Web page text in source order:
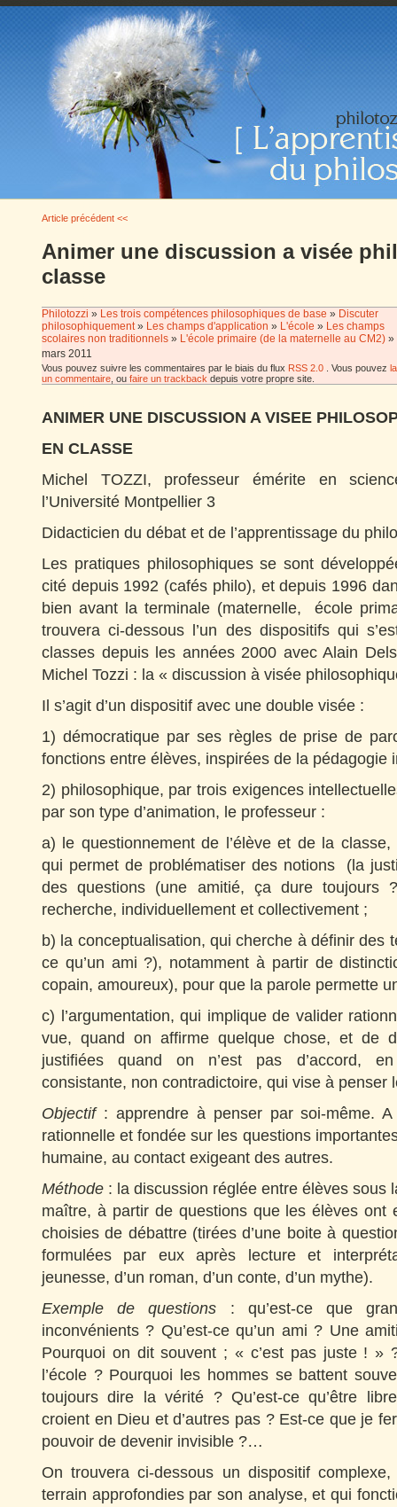
Article précédent <<
Animer une discussion a visée
classe
Philotozzi » Les trois compétences philosophiques de base » Discuter
philosophiquement» Les champs d'application » L'école » Les champs
scolaires non traditionnels » L'école primaire (de la maternelle au CM2) »
mars 2011
Vous pouvez suivre les commentaires par le biais du flux RSS 2.0 . Vous pouvez
un commentaire , ou faire un trackback depuis votre propre site.
ANIMER UNE DISCUSSION A VISEE
EN CLASSE
Michel TOZZI, professeur émérite en
l’Université Montpellier 3
Didacticien du débat et de l’apprentissage du
Les pratiques philosophiques se sont
cité depuis 1992 (cafés philo), et depuis 1996
bien avant la terminale (maternelle, école
trouvera ci-dessous l’un des dispositifs qui
classes depuis les années 2000 avec Alain
Michel Tozzi : la « discussion à visée
Il s’agit d’un dispositif avec une double visée :
1) démocratique par ses règles de prise de
fonctions entre élèves, inspirées de la pédagogie
2) philosophique, par trois exigences
par son type d’animation, le professeur :
a) le questionnement de l’élève et de la classe,
qui permet de problématiser des notions (la
des questions (une amitié, ça dure toujours
recherche, individuellement et collectivement ;
b) la conceptualisation, qui cherche à définir des
ce qu’un ami ?), notamment à partir de
copain, amoureux), pour que la parole permette
c) l’argumentation, qui implique de valider
vue, quand on affirme quelque chose, et de
justifiées quand on n’est pas d’accord,
consistante, non contradictoire, qui vise à penser
Objectif: apprendre à penser par soi-même. A
rationnelle et fondée sur les questions
humaine, au contact exigeant des autres.
Méthode : la discussion réglée entre élèves sous
maître, à partir de questions que les élèves ont
choisies de débattre (tirées d’une boite à
formulées par eux après lecture et
jeunesse, d’un roman, d’un conte, d’un mythe).
Exemple de questions : qu’est-ce que
inconvénients ? Qu’est-ce qu’un ami ? Une
Pourquoi on dit souvent ; « c’est pas juste ! »
l’école ? Pourquoi les hommes se battent
toujours dire la vérité ? Qu’est-ce qu’être
croient en Dieu et d’autres pas ? Est-ce que je
pouvoir de devenir invisible ?…
On trouvera ci-dessous un dispositif
terrain approfondies par son analyse, et qui